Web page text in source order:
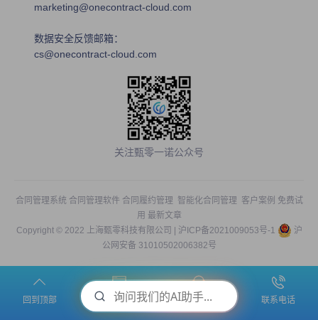
marketing@onecontract-cloud.com
数据安全反馈邮箱：
cs@onecontract-cloud.com
关注甄零一诺公众号
合同管理系统 合同管理软件 合同履约管理 智能化合同管理 客户案例 免费试
用 最新文章
Copyright © 2022 上海甄零科技有限公司 | 沪ICP备2021009053号-1
沪
公网安备 31010502006382号
联系电话
免费试用
预约演示
回到顶部